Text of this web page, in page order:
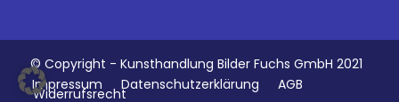
© Copyright - Kunsthandlung Bilder Fuchs GmbH 2021
Impressum
Datenschutzerklärung AGB
Widerrufsrecht